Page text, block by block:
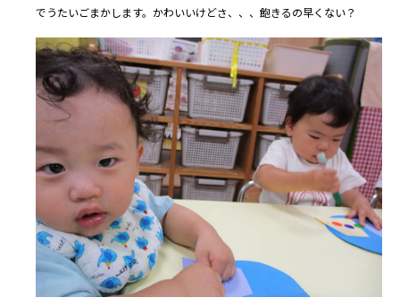
でうたいごまかします。かわいいけどさ、、、飽きるの早くない？